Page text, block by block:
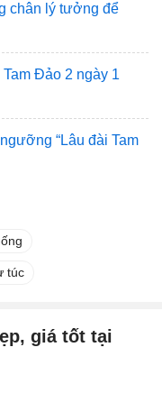
chân lý tưởng để
Đảo 2 ngày 1
“Lâu đài Tam
túc
giá tốt tại